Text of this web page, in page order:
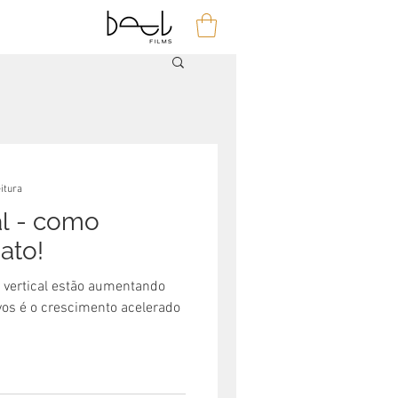
- como
estão aumentando
é o crescimento acelerado